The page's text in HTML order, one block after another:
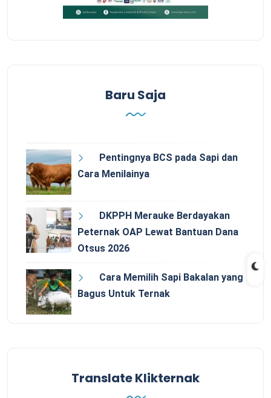
Baru Saja
Pentingnya BCS pada Sapi dan
Cara Menilainya
DKPPH Merauke Berdayakan
Peternak OAP Lewat Bantuan Dana
Otsus 2026
Cara Memilih Sapi Bakalan yang
Bagus Untuk Ternak
Translate Klikternak